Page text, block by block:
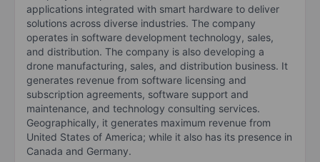
applications integrated with smart hardware to deliver
solutions across diverse industries. The company
operates in software development technology, sales,
and distribution. The company is also developing a
drone manufacturing, sales, and distribution business. It
generates revenue from software licensing and
subscription agreements, software support and
maintenance, and technology consulting services.
Geographically, it generates maximum revenue from
United States of America; while it also has its presence in
Canada and Germany.